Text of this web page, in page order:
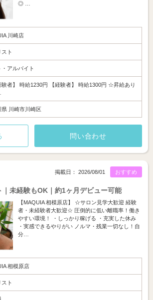
◎ …
川崎店
スト
・アルバイト
験者】 時給1230円 【経験者】 時給1300円 ☆昇給あり
県 川崎市川崎区
問い合わせ
おすすめ
掲載日： 2026/08/01
未経験もOK｜約1ヶ月デビュー可能
【MAQUIA 相模原店】 ☆サロン見学大歓迎 経験
者・未経験者大歓迎☆ 圧倒的に低い離職率！働き
やすい環境！ ・しっかり稼げる ・充実した休み
・実感できるやりがい ノルマ・残業一切なし！自
分…
相模原店
スト